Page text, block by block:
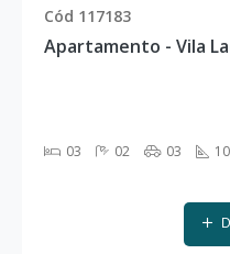
Cód 117183
Apartamento - Vila
03 02 03